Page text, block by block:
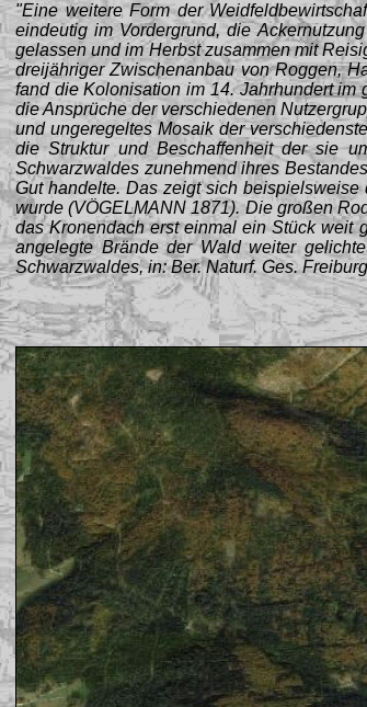
"Eine weitere Form der
eindeutig im Vordergrund, die
gelassen und im Herbst zusammen mit
dreijähriger Zwischenanbau von Roggen,
fand die Kolonisation im 14. Jahrhundert
die Ansprüche der verschiedenen
und ungeregeltes Mosaik der
die Struktur und Beschaffenheit der sie
Schwarzwaldes zunehmend ihres
Gut handelte. Das zeigt sich
wurde (VÖGELMANN 1871). Die großen
das Kronendach erst einmal ein Stück weit
angelegte Brände der Wald weiter
Schwarzwaldes, in:Ber. Naturf. Ges.